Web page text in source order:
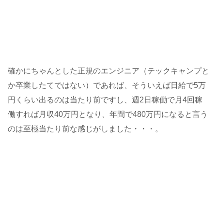
確かにちゃんとした正規のエンジニア（テックキャンプと
か卒業したてではない）であれば、そういえば日給で5万
円くらい出るのは当たり前ですし、週2日稼働で月4回稼
働すれば月収40万円となり、年間で480万円になると言う
のは至極当たり前な感じがしました・・・。